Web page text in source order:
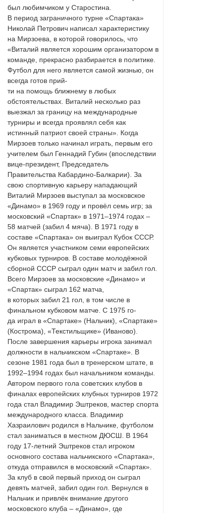
был любимчиком у Старостина.
В период заграничного турне «Спартака»
Николай Петрович написал характеристику
на Мирзоева, в которой говорилось, что
«Виталий является хорошим организатором в
команде, прекрасно разбирается в политике.
Футбол для него является самой жизнью, он
всегда готов прий-
ти на помощь ближнему в любых
обстоятельствах. Виталий несколько раз
выезжал за границу на международные
турниры и всегда проявлял себя как
истинный патриот своей страны». Когда
Мирзоев только начинал играть, первым его
учителем был Геннадий Губин (впоследствии
вице-президент, Председатель
Правительства Кабардино-Балкарии). За
свою спортивную карьеру нападающий
Виталий Мирзоев выступал за московское
«Динамо» в 1969 году и провёл семь игр; за
московский «Спартак» в 1971–1974 годах –
58 матчей (забил 4 мяча). В 1971 году в
составе «Спартака» он выиграл Кубок СССР.
Он является участником семи европейских
кубковых турниров. В составе молодёжной
сборной СССР сыграл один матч и забил гол.
Всего Мирзоев за московские «Динамо» и
«Спартак» сыграл 162 матча,
в которых забил 21 гол, в том числе в
финальном кубковом матче. C 1975 го-
да играл в «Спартаке» (Нальчик), «Спартаке»
(Кострома), «Текстильщике» (Иваново).
После завершения карьеры игрока занимал
должности в нальчикском «Спартаке». В
сезоне 1981 года был в тренерском штате, в
1992–1994 годах был начальником команды.
Автором первого гола советских клубов в
финалах европейских клубных турниров 1972
года стал Владимир Эштреков, мастер спорта
международного класса. Владимир
Хазраилович родился в Нальчике, футболом
стал заниматься в местном ДЮСШ. В 1964
году 17-летний Эштреков стал игроком
основного состава нальчикского «Спартака»,
откуда отправился в московский «Спартак».
За клуб в свой первый приход он сыграл
девять матчей, забил один гол. Вернулся в
Нальчик и привлёк внимание другого
московского клуба – «Динамо», где